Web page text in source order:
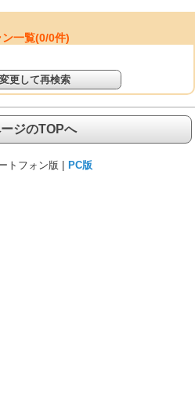
一覧(0/0件)
更して再検索
ジのTOPへ
トフォン版 | PC版